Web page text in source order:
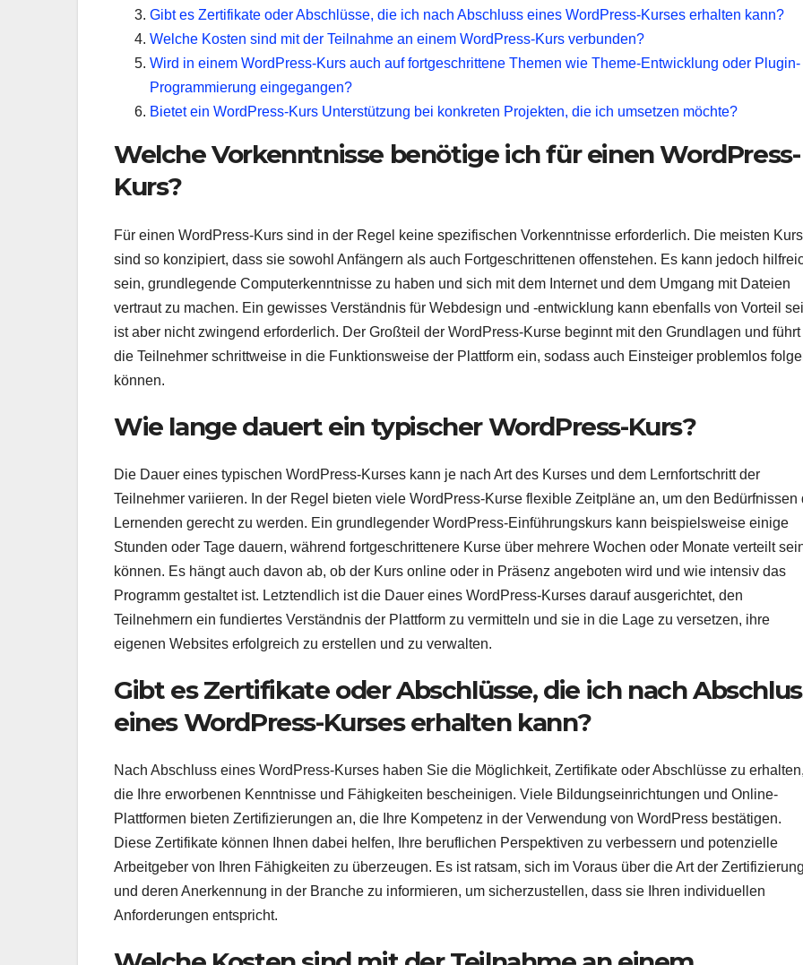
Gibt es Zertifikate oder Abschlüsse, die ich nach Abschluss eines WordPress-Kurses erhalten kann?
Welche Kosten sind mit der Teilnahme an einem WordPress-Kurs verbunden?
Wird in einem WordPress-Kurs auch auf fortgeschrittene Themen wie Theme-Entwicklung oder Plugin-
Programmierung eingegangen?
Bietet ein WordPress-Kurs Unterstützung bei konkreten Projekten, die ich umsetzen möchte?
Welche Vorkenntnisse benötige ich für einen WordPress-
Kurs?
Für einen WordPress-Kurs sind in der Regel keine spezifischen Vorkenntnisse erforderlich. Die meisten
sind so konzipiert, dass sie sowohl Anfängern als auch Fortgeschrittenen offenstehen. Es kann jedoch
sein, grundlegende Computerkenntnisse zu haben und sich mit dem Internet und dem Umgang mit Dateien
vertraut zu machen. Ein gewisses Verständnis für Webdesign und -entwicklung kann ebenfalls von Vorteil
ist aber nicht zwingend erforderlich. Der Großteil der WordPress-Kurse beginnt mit den Grundlagen und führt
die Teilnehmer schrittweise in die Funktionsweise der Plattform ein, sodass auch Einsteiger problemlos
können.
Wie lange dauert ein typischer WordPress-Kurs?
Die Dauer eines typischen WordPress-Kurses kann je nach Art des Kurses und dem Lernfortschritt der
Teilnehmer variieren. In der Regel bieten viele WordPress-Kurse flexible Zeitpläne an, um den Bedürfnissen
Lernenden gerecht zu werden. Ein grundlegender WordPress-Einführungskurs kann beispielsweise einige
Stunden oder Tage dauern, während fortgeschrittenere Kurse über mehrere Wochen oder Monate verteilt
können. Es hängt auch davon ab, ob der Kurs online oder in Präsenz angeboten wird und wie intensiv das
Programm gestaltet ist. Letztendlich ist die Dauer eines WordPress-Kurses darauf ausgerichtet, den
Teilnehmern ein fundiertes Verständnis der Plattform zu vermitteln und sie in die Lage zu versetzen, ihre
eigenen Websites erfolgreich zu erstellen und zu verwalten.
Gibt es Zertifikate oder Abschlüsse, die ich nach
eines WordPress-Kurses erhalten kann?
Nach Abschluss eines WordPress-Kurses haben Sie die Möglichkeit, Zertifikate oder Abschlüsse zu erhalten,
die Ihre erworbenen Kenntnisse und Fähigkeiten bescheinigen. Viele Bildungseinrichtungen und Online-
Plattformen bieten Zertifizierungen an, die Ihre Kompetenz in der Verwendung von WordPress bestätigen.
Diese Zertifikate können Ihnen dabei helfen, Ihre beruflichen Perspektiven zu verbessern und potenzielle
Arbeitgeber von Ihren Fähigkeiten zu überzeugen. Es ist ratsam, sich im Voraus über die Art der Zertifizierung
und deren Anerkennung in der Branche zu informieren, um sicherzustellen, dass sie Ihren individuellen
Anforderungen entspricht.